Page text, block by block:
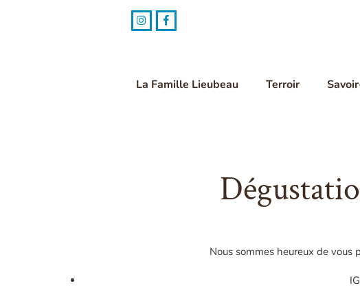
La Famille Lieubeau Terroir
Nous sommes heureux de vous